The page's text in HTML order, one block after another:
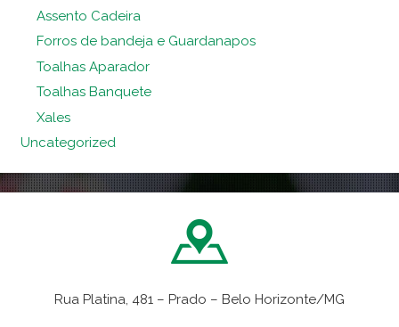
Assento Cadeira
Forros de bandeja e Guardanapos
Toalhas Aparador
Toalhas Banquete
Xales
Uncategorized
Rua Platina, 481 – Prado – Belo Horizonte/MG